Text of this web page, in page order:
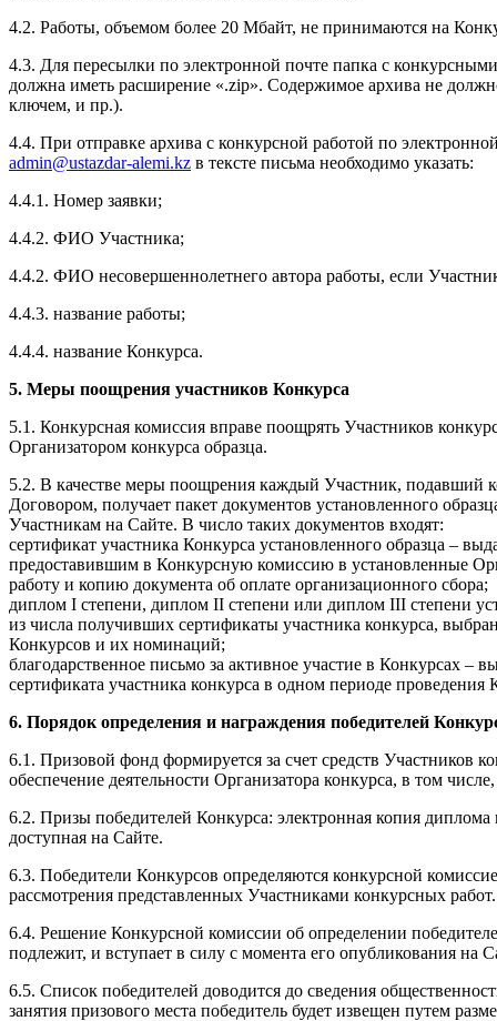
4.2. Работы, объемом более 20 Мбайт, не принимаются на
4.3. Для пересылки по электронной почте папка с
должна иметь расширение «.zip». Содержимое архива не
ключем, и пр.).
4.4. При отправке архива с конкурсной работой по
admin@ustazdar-alemi.kz в тексте письма необходимо указать:
4.4.1. Номер заявки;
4.4.2. ФИО Участника;
4.4.2. ФИО несовершеннолетнего автора работы, если
4.4.3. название работы;
4.4.4. название Конкурса.
5. Меры поощрения участников Конкурса
5.1. Конкурсная комиссия вправе поощрять Участников
Организатором конкурса образца.
5.2. В качестве меры поощрения каждый Участник, подавший
Договором, получает пакет документов установленного
Участникам на Сайте. В число таких документов входят:
сертификат участника Конкурса установленного образца –
предоставившим в Конкурсную комиссию в установленные
работу и копию документа об оплате организационного сбора;
диплом I степени, диплом II степени или диплом III степени
из числа получивших сертификаты участника конкурса,
Конкурсов и их номинаций;
благодарственное письмо за активное участие в Конкурсах –
сертификата участника конкурса в одном периоде проведения
6. Порядок определения и награждения победителей
6.1. Призовой фонд формируется за счет средств Участников
обеспечение деятельности Организатора конкурса, в том
6.2. Призы победителей Конкурса: электронная копия диплома
доступная на Сайте.
6.3. Победители Конкурсов определяются конкурсной
рассмотрения представленных Участниками конкурсных работ.
6.4. Решение Конкурсной комиссии об определении
подлежит, и вступает в силу с момента его опубликования на
6.5. Список победителей доводится до сведения
занятия призового места победитель будет извещен путем